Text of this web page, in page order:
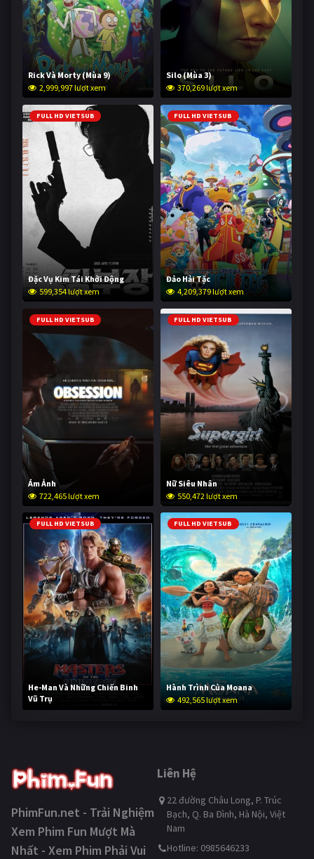
Rick Và Morty (Mùa 9)
2,999,997 lượt xem
Silo (Mùa 3)
370,269 lượt xem
FULL HD VIETSUB
Đặc Vụ Kim Tái Khởi Động
599,354 lượt xem
FULL HD VIETSUB
Đảo Hải Tặc
4,209,379 lượt xem
FULL HD VIETSUB
Ám Ảnh
722,465 lượt xem
FULL HD VIETSUB
Nữ Siêu Nhân
550,472 lượt xem
FULL HD VIETSUB
He-Man Và Những Chiến Binh
Vũ Trụ
241,492 lượt xem
FULL HD VIETSUB
Hành Trình Của Moana
492,565 lượt xem
PhimFun.net - Trải Nghiệm
Xem Phim Fun Mượt Mà
Nhất - Xem Phim Phải Vui
Liên Hệ
22 đường Châu Long, P. Trúc
Bạch, Q. Ba Đình, Hà Nội, Việt
Nam
Hotline: 0985646233